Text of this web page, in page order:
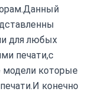
для любых
печати,с
модели которые
конечно